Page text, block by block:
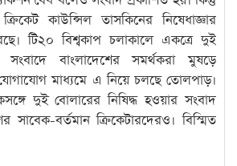
কাউন্সিল তাসকিনের নিষেধাজ্ঞার
টি২০ বিশ্বকাপ চলাকালে একত্রে দুই
সংবাদে বাংলাদেশের সমর্থকরা মুষড়ে
মাধ্যমে এ নিয়ে চলছে তোলপাড়।
দুই বোলারের নিষিদ্ধ হওয়ার সংবাদ
সাবেক-বর্তমান ক্রিকেটারদেরও। বিস্মিত